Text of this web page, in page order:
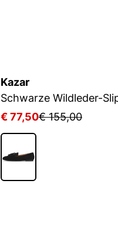
Kazar
€ 77,50€ 155,00